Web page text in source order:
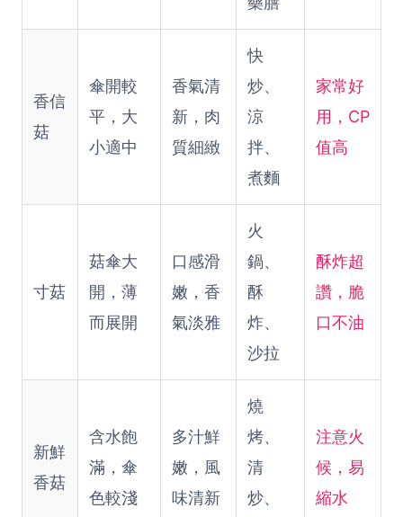
香信
菇
傘開較
平，大
小適中
香氣清
新，肉
質細緻
快
炒、
涼
拌、
煮麵
家常好
用，CP
值高
寸菇
菇傘大
開，薄
而展開
口感滑
嫩，香
氣淡雅
火
鍋、
酥
炸、
沙拉
酥炸超
讚，脆
口不油
新鮮
香菇
含水飽
滿，傘
色較淺
多汁鮮
嫩，風
味清新
燒
烤、
清
炒、
注意火
候，易
縮水